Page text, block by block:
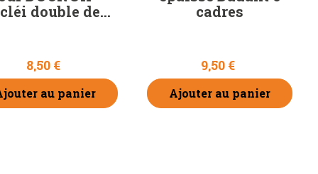
double de...
8,50 €
au panier
cadres
9,50 €
Ajouter au panier